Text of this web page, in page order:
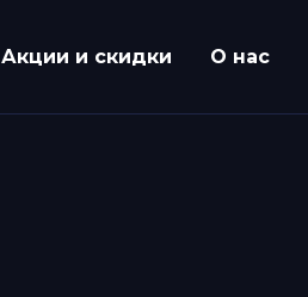
Акции и скидки О нас